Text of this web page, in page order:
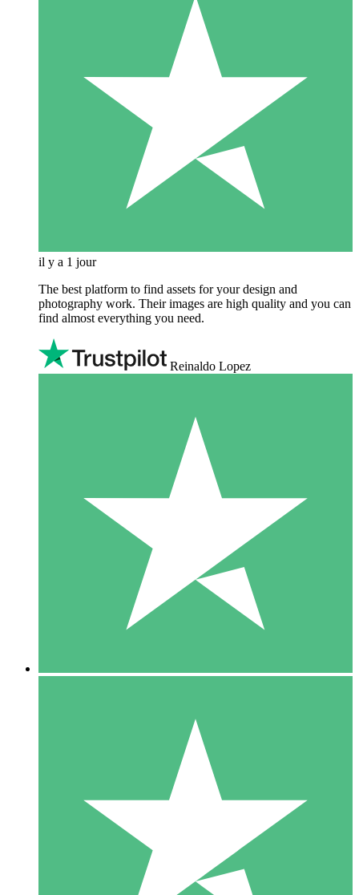
il y a 1 jour
The best platform to find assets for your design and
photography work. Their images are high quality and you can
find almost everything you need.
Reinaldo Lopez